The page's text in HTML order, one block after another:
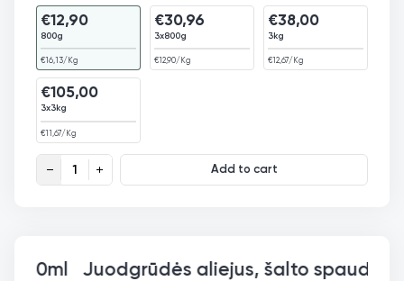
€12,90
800g
€16,13/Kg
€30,96
3x800g
€12,90/Kg
€38,00
3kg
€12,67/Kg
€105,00
3x3kg
€11,67/Kg
Datulės Sukari Soft quantity Add to cart